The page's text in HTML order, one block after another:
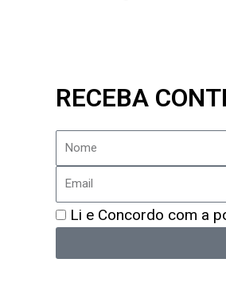
RECEBA
Nome
Email
Política
Privacidade
Li e Concordo com a